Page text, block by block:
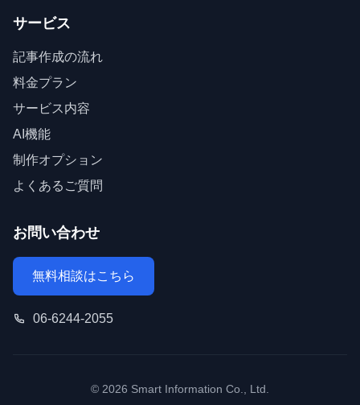
サービス
記事作成の流れ
料金プラン
サービス内容
AI機能
制作オプション
よくあるご質問
お問い合わせ
無料相談はこちら
06-6244-2055
© 2026 Smart Information Co., Ltd.